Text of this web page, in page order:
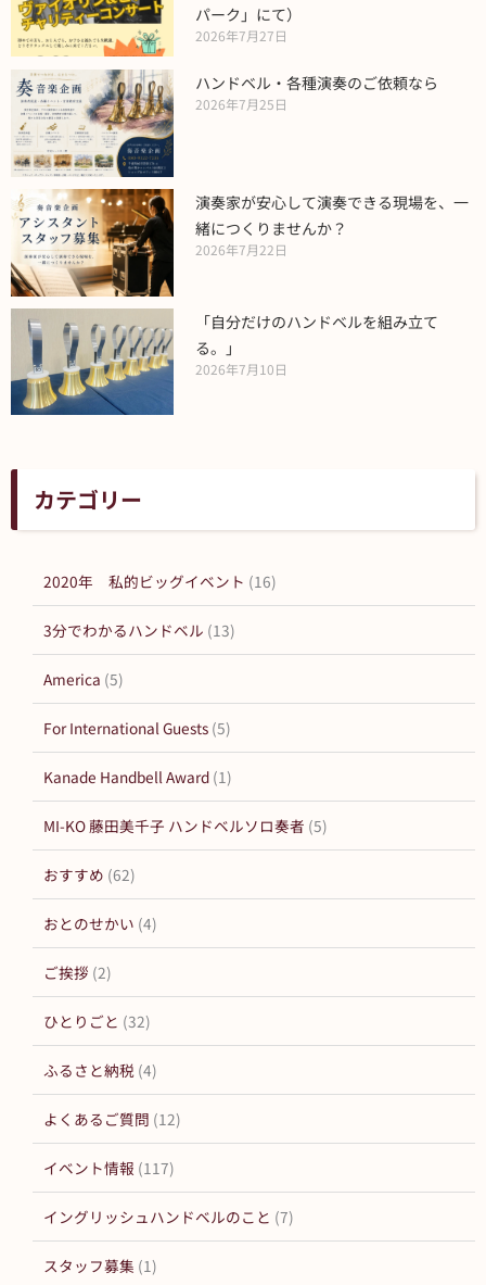
パーク」にて）
2026年7月27日
ハンドベル・各種演奏のご依頼なら
2026年7月25日
演奏家が安心して演奏できる現場を、一
緒につくりませんか？
2026年7月22日
「自分だけのハンドベルを組み立て
る。」
2026年7月10日
カテゴリー
2020年 私的ビッグイベント (16)
3分でわかるハンドベル (13)
America (5)
For International Guests (5)
Kanade Handbell Award (1)
MI-KO 藤田美千子 ハンドベルソロ奏者 (5)
おすすめ (62)
おとのせかい (4)
ご挨拶 (2)
ひとりごと (32)
ふるさと納税 (4)
よくあるご質問 (12)
イベント情報 (117)
イングリッシュハンドベルのこと (7)
スタッフ募集 (1)